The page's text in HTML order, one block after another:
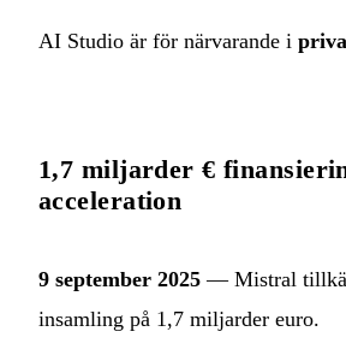
AI Studio är för närvarande i
1,7 miljarder €
acceleration
9 september 2025 — Mistral
insamling på 1,7 miljarder euro.